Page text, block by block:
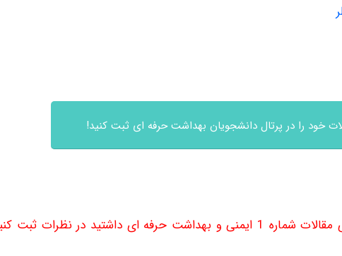
خود را در پرتال دانشجویان بهداشت حرفه ای ثبت کنید!
هرگونه سوالی در رابطه با دانلود سری مقالات شماره 1 ایمنی و بهداشت حرفه ای داشتید در نظرات